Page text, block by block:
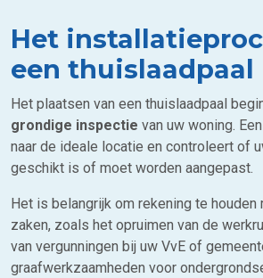
Het
een thuislaadpaal
Het plaatsen van een thuislaadpaal
grondige inspectie van uw woning.
naar de ideale locatie en controleert of
geschikt is of moet worden aangepast.
Het is belangrijk om rekening te houden
zaken, zoals het opruimen van de
van vergunningen bij uw VvE of
graafwerkzaamheden voor